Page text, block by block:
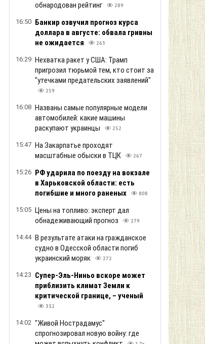
обнародован рейтинг
289
16:50 Банкир озвучил прогноз курса
доллара в августе: обвала гривны
не ожидается
263
16:29 Нехватка ракет у США: Трамп
пригрозил тюрьмой тем, кто стоит за
"утечками предательских заявлений"
259
16:08 Названы самые популярные модели
автомобилей: какие машины
раскупают украинцы
252
15:47 На Закарпатье проходят
масштабные обыски в ТЦК
267
15:26 РФ ударила по поезду на вокзале
в Харьковской области: есть
погибшие и много раненых
808
15:05 Цены на топливо: эксперт дал
обнадеживающий прогноз
279
14:44 В результате атаки на гражданское
судно в Одесской области погиб
украинский моряк
272
14:23 Супер-Эль-Ниньо вскоре может
приблизить климат Земли к
критической границе, – ученый
332
14:02 "Живой Нострадамус"
спрогнозировал новую войну: где